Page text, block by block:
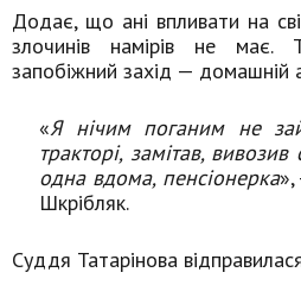
Додає, що ані впливати на
злочинів намірів не має.
запобіжний захід — домашній
«Я нічим поганим не
тракторі, замітав,
одна вдома, пенсіонерка»,
Шкрібляк.
Суддя Татарінова